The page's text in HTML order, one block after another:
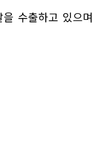
수출하고 있으며